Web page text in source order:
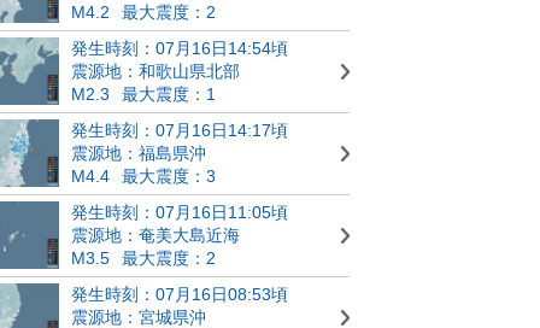
M4.2
最大震度：2
発生時刻：07月16日14:54頃
震源地：和歌山県北部
M2.3
最大震度：1
発生時刻：07月16日14:17頃
震源地：福島県沖
M4.4
最大震度：3
発生時刻：07月16日11:05頃
震源地：奄美大島近海
M3.5
最大震度：2
発生時刻：07月16日08:53頃
震源地：宮城県沖